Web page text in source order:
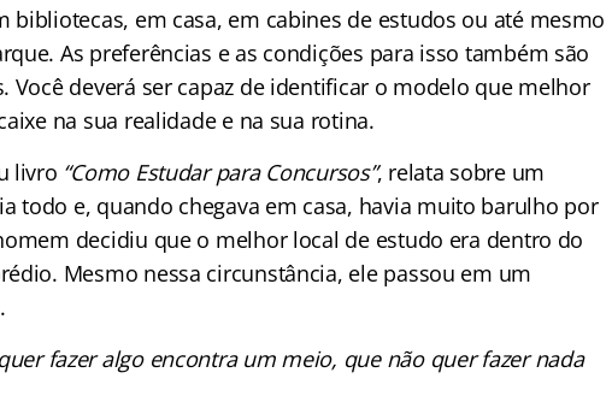
bibliotecas, em casa, em cabines de estudos ou até mesmo
As preferências e as condições para isso também são
Você deverá ser capaz de identificar o modelo que melhor
na sua realidade e na sua rotina.
livro “Como Estudar para Concursos”, relata sobre um
todo e, quando chegava em casa, havia muito barulho por
decidiu que o melhor local de estudo era dentro do
Mesmo nessa circunstância, ele passou em um
fazer algo encontra um meio, que não quer fazer nada